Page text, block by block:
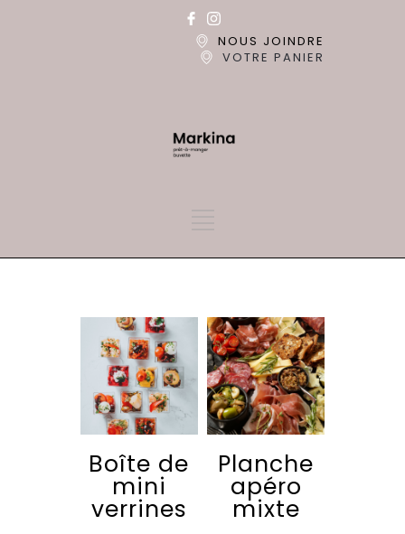
NOUS JOINDRE
VOTRE PANIER
Boîte de
mini
verrines
Planche
apéro
mixte